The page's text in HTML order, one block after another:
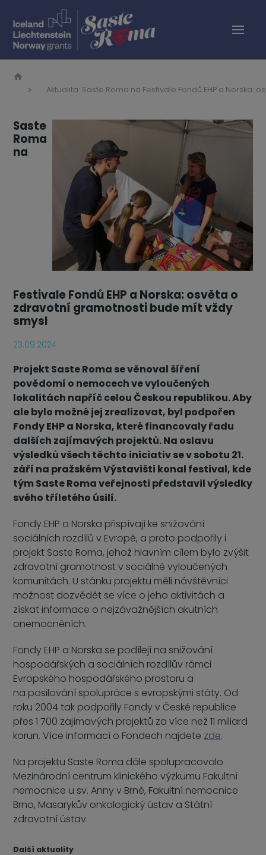
Aktualita: Saste Roma na Festivale Fondů EHP a
Saste
Roma
na
Festivale Fondů EHP a Norska: osvěta o
zdravotní gramotnosti bude mít vždy
smysl
23.09.2024
Projekt Saste Roma se věnoval šíření
povědomí o nemocech ve vyloučených
lokalitách napříč celou Českou republikou. Aby
ale bylo možné jej zrealizovat, byl podpořen
Fondy EHP a Norska, které financovaly řadu
dalších zajímavých projektů. Na oslavu
výsledků všech těchto iniciativ se v sobotu 21.
září na pražském Výstavišti konal festival, kde
tým Saste Roma veřejnosti představil výsledky
svého tříletého úsilí.
Fondy EHP a Norska přispívají ke snižování
sociálních rozdílů v Evropě, a proto podpořily i
projekt Saste Roma, jehož hlavním cílem bylo zvýšit
zdravotní gramotnost v sociálně vyloučených
komunitách. U stánku projektu měli návštěvníci
možnost dozvědět se více o jeho aktivitách a
získat informace o nejzávažnějších akutních
onemocněních.
Fondy EHP a Norska se podílejí na snižování
hospodářských a sociálních rozdílův rámci
Evropského hospodářského prostoru a
na posilování spolupráce s evropskými státy. Od
roku 2004 tak podpořily Fondy v České republice
přes 1 700 zajímavých projektů za více než 11 miliard
korun. Více informací o Fondech najdete zde.
Na projektu Saste Roma dále spolupracovalo
Mezinárodní centrum klinického výzkumu Fakultní
nemocnice u sv. Anny v Brně, Fakultní nemocnice
Brno, Masarykův onkologický ústav a Státní
zdravotní ústav.
Další aktuality